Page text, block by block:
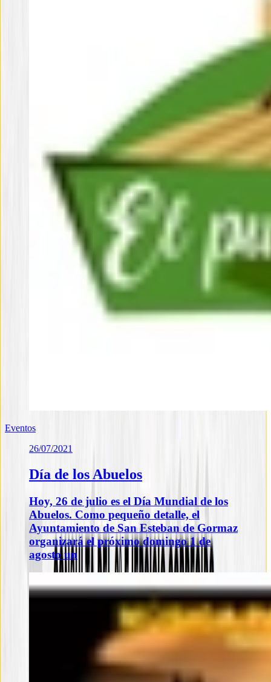
Eventos
26/07/2021
Día de los Abuelos
Hoy, 26 de julio es el Día Mundial de los
Abuelos. Como pequeño detalle, el
Ayuntamiento de San Esteban de Gormaz
organizará el próximo domingo 1 de
agosto un